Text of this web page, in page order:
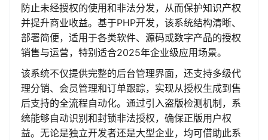
防止未经授权的使用和非法分发，从而保护知识产权
并提升商业收益。基于PHP开发，该系统结构清晰、
部署简便，适用于各类软件、源码或数字产品的授权
销售与运营，特别适合2025年企业级应用场景。
该系统不仅提供完整的后台管理界面，还支持多级代
理分销、会员管理和订单跟踪，实现从授权生成到售
后支持的全流程自动化。通过引入盗版检测机制，系
统能够自动识别和封锁非法授权，确保正版用户权
益。无论是独立开发者还是大型企业，均可借助此系